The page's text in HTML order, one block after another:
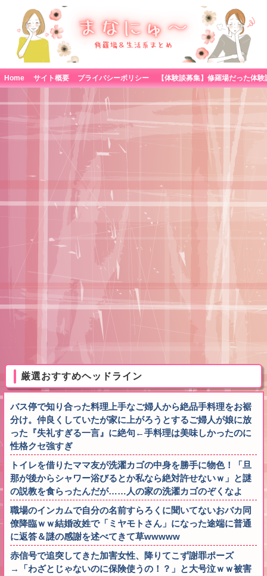
Home サイト概要 プライバシーポリシー
厳選おすすめヘッドライン
バス停で知り合った料理上手なご婦人から絶品手料理をお裾
分け。仲良くしていたが家に上がろうとするご婦人が娘に放
った『失礼すぎる一言』に絶句←手料理は美味しかったのに
性格クセ強すぎ
トイレを借りたママ友が洗濯カゴの中身を勝手に物色！「旦
那が後からシャワー浴びるとか私なら絶対許せないｗ」と謎
の説教を食らったんだが……人の家の洗濯カゴのぞくなよ
職場のインカムで自分の名前すらろくに聞いてないおバカ同
僚降臨ｗｗ結婚改姓で「ミヤモトさん」になった途端に普通
に返答＆謎の感謝を述べてきて草wwwww
赤信号で追突してきた加害女性、降りてこず謝罪ポーズ
→「わざとじゃないのに保険使うの！？」と大号泣ｗｗ被害